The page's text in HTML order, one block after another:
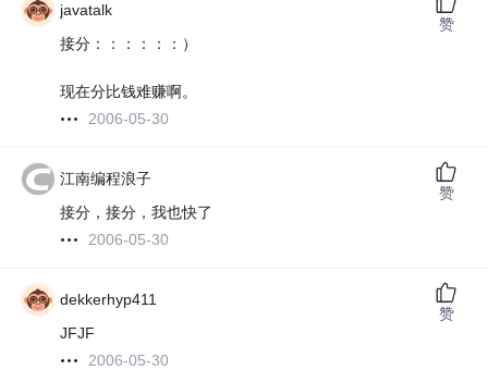
javatalk
接分：：：：：：）
现在分比钱难赚啊。
2006-05-30
赞
江南编程浪子
接分，接分，我也快了
2006-05-30
赞
dekkerhyp411
JFJF
2006-05-30
赞